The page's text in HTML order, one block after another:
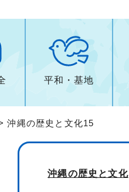
平和・基地
沖縄の歴史と文化15
沖縄の歴史と文化